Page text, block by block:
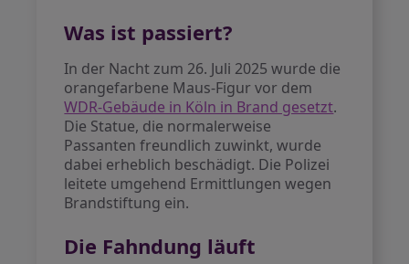
Was ist passiert?
In der Nacht zum 26. Juli 2025 wurde die
orangefarbene Maus-Figur vor dem
WDR-Gebäude in Köln in Brand gesetzt.
Die Statue, die normalerweise
Passanten freundlich zuwinkt, wurde
dabei erheblich beschädigt. Die Polizei
leitete umgehend Ermittlungen wegen
Brandstiftung ein.
Die Fahndung läuft